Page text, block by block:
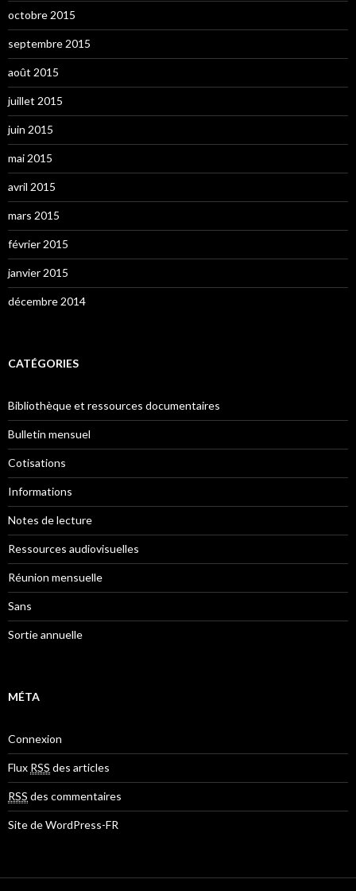
octobre 2015
septembre 2015
août 2015
juillet 2015
juin 2015
mai 2015
avril 2015
mars 2015
février 2015
janvier 2015
décembre 2014
CATÉGORIES
Bibliothèque et ressources documentaires
Bulletin mensuel
Cotisations
Informations
Notes de lecture
Ressources audiovisuelles
Réunion mensuelle
Sans
Sortie annuelle
MÉTA
Connexion
Flux RSS des articles
RSS des commentaires
Site de WordPress-FR